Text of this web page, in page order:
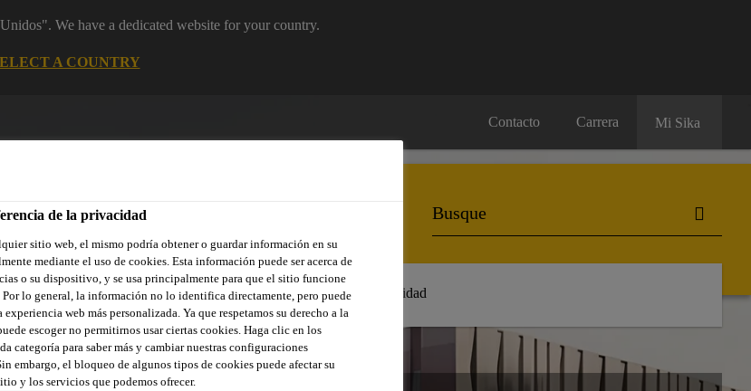
We have a dedicated website for your country.
A COUNTRY
Contacto Carrera Mi Sika
Industria Distribuidores Documentos Sostenibilidad
de la privacidad
sitio web, el mismo podría obtener o guardar información en su
mediante el uso de cookies. Esta información puede ser acerca de
o su dispositivo, y se usa principalmente para que el sitio funcione
Por lo general, la información no lo identifica directamente, pero puede
web más personalizada. Ya que respetamos su derecho a la
escoger no permitirnos usar ciertas cookies. Haga clic en los
categoría para saber más y cambiar nuestras configuraciones
embargo, el bloqueo de algunos tipos de cookies puede afectar su
y los servicios que podemos ofrecer.